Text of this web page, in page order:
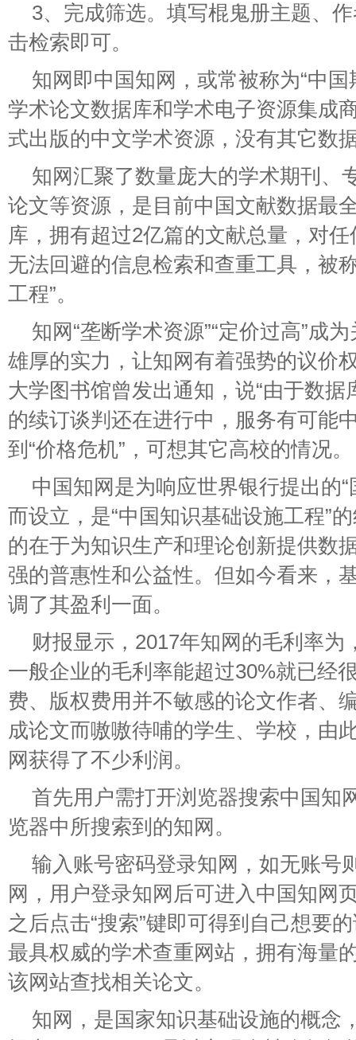
3、完成筛选。填写棍鬼册主题、
击检索即可。
知网即中国知网，或常被称为“中
学术论文数据库和学术电子资源集成
式出版的中文学术资源，没有其它数
知网汇聚了数量庞大的学术期刊、
论文等资源，是目前中国文献数据最
库，拥有超过2亿篇的文献总量，对
无法回避的信息检索和查重工具，被
工程”。
知网“垄断学术资源”“定价过高”成
雄厚的实力，让知网有着强势的议价
大学图书馆曾发出通知，说“由于数据
的续订谈判还在进行中，服务有可能
到“价格危机”，可想其它高校的情况。
中国知网是为响应世界银行提出的
而设立，是“中国知识基础设施工程”
的在于为知识生产和理论创新提供数
强的普惠性和公益性。但如今看来，
调了其盈利一面。
财报显示，2017年知网的毛利率为
一般企业的毛利率能超过30%就已经
费、版权费用并不敏感的论文作者、
成论文而嗷嗷待哺的学生、学校，由
网获得了不少利润。
首先用户需打开浏览器搜索中国知
览器中所搜索到的知网。
输入账号密码登录知网，如无账号
网，用户登录知网后可进入中国知网
之后点击“搜索”键即可得到自己想要
最具权威的学术查重网站，拥有海量
该网站查找相关论文。
知网，是国家知识基础设施的概念